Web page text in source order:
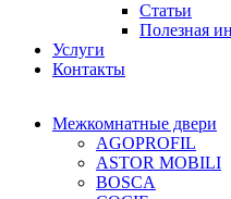
Статьи
Полезная
Услуги
Контакты
Межкомнатные двери
AGOPROFIL
ASTOR MOBILI
BOSCA